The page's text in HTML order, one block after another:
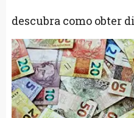
descubra como obter